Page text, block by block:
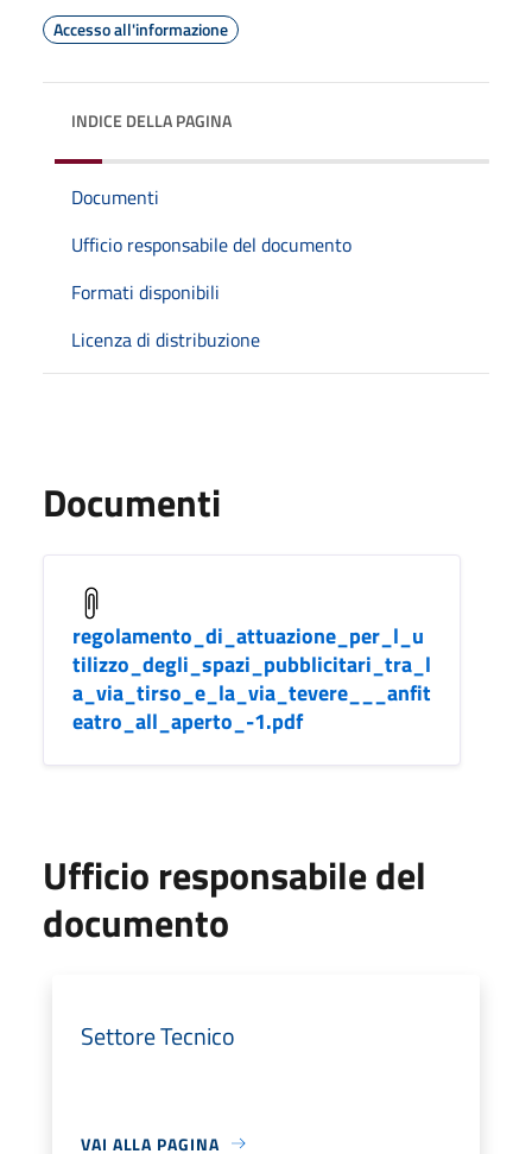
Accesso all'informazione
INDICE DELLA PAGINA
Documenti
Ufficio responsabile del documento
Formati disponibili
Licenza di distribuzione
Documenti
regolamento_di_attuazione_per_l_u
tilizzo_degli_spazi_pubblicitari_tra_l
a_via_tirso_e_la_via_tevere___anfit
eatro_all_aperto_-1.pdf
Ufficio responsabile del
documento
Settore Tecnico
VAI ALLA PAGINA